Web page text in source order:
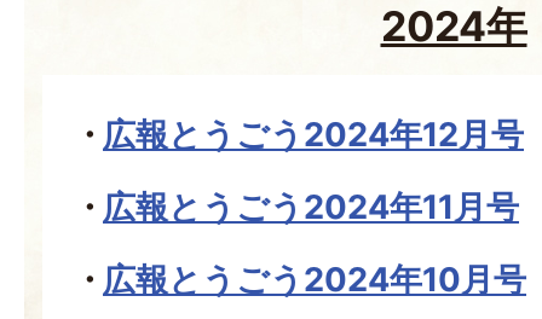
2024年
広報とうごう2024年12月号
広報とうごう2024年11月号
広報とうごう2024年10月号